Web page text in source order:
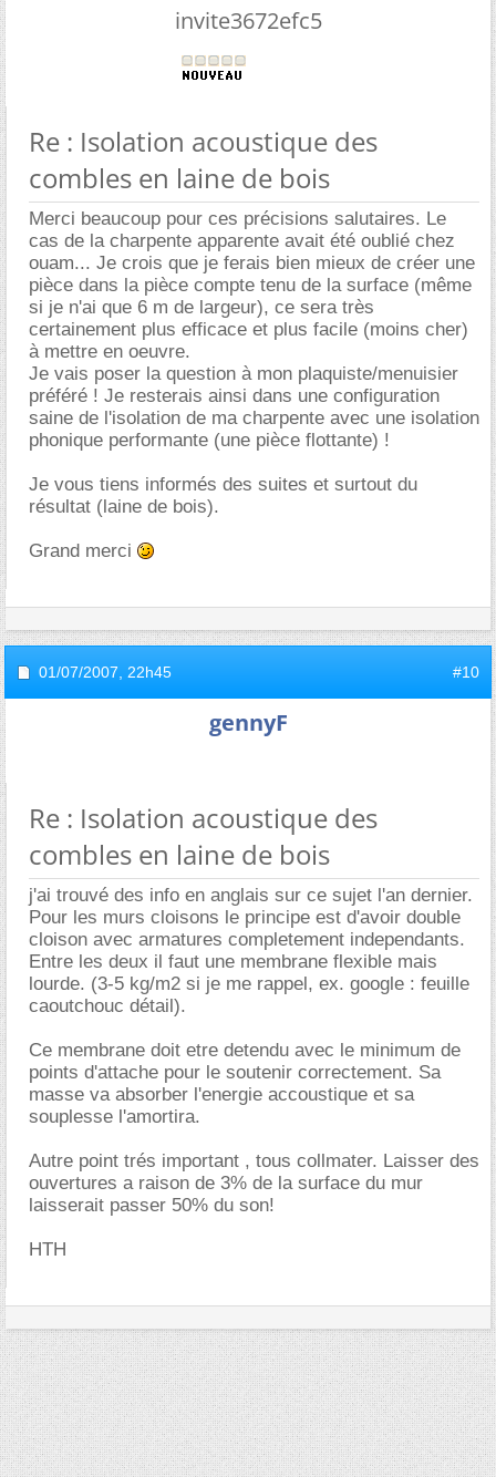
invite3672efc5
Re : Isolation acoustique des
combles en laine de bois
Merci beaucoup pour ces précisions salutaires. Le
cas de la charpente apparente avait été oublié chez
ouam... Je crois que je ferais bien mieux de créer une
pièce dans la pièce compte tenu de la surface (même
si je n'ai que 6 m de largeur), ce sera très
certainement plus efficace et plus facile (moins cher)
à mettre en oeuvre.
Je vais poser la question à mon plaquiste/menuisier
préféré ! Je resterais ainsi dans une configuration
saine de l'isolation de ma charpente avec une isolation
phonique performante (une pièce flottante) !
Je vous tiens informés des suites et surtout du
résultat (laine de bois).
Grand merci
01/07/2007, 22h45 #10
gennyF
Re : Isolation acoustique des
combles en laine de bois
j'ai trouvé des info en anglais sur ce sujet l'an dernier.
Pour les murs cloisons le principe est d'avoir double
cloison avec armatures completement independants.
Entre les deux il faut une membrane flexible mais
lourde. (3-5 kg/m2 si je me rappel, ex. google : feuille
caoutchouc détail).
Ce membrane doit etre detendu avec le minimum de
points d'attache pour le soutenir correctement. Sa
masse va absorber l'energie accoustique et sa
souplesse l'amortira.
Autre point trés important , tous collmater. Laisser des
ouvertures a raison de 3% de la surface du mur
laisserait passer 50% du son!
HTH